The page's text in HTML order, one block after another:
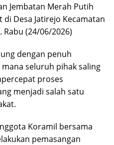
Jembatan Merah Putih
Desa Jatirejo Kecamatan
(24/06/2026)
dengan penuh
seluruh pihak saling
proses
menjadi salah satu
Koramil bersama
pemasangan